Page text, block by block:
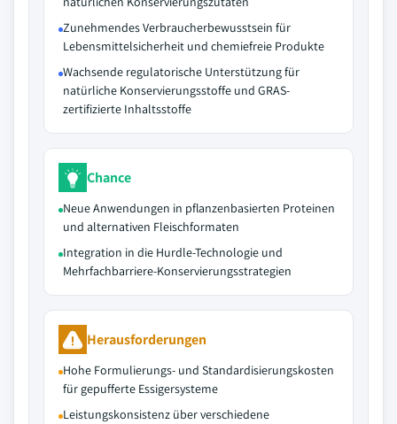
Zunehmendes Verbraucherbewusstsein für
Lebensmittelsicherheit und chemiefreie Produkte
Wachsende regulatorische Unterstützung für
natürliche Konservierungsstoffe und GRAS-
zertifizierte Inhaltsstoffe
Chance
Neue Anwendungen in pflanzenbasierten Proteinen
und alternativen Fleischformaten
Integration in die Hurdle-Technologie und
Mehrfachbarriere-Konservierungsstrategien
Herausforderungen
Hohe Formulierungs- und Standardisierungskosten
für gepufferte Essigersysteme
Leistungskonsistenz über verschiedene